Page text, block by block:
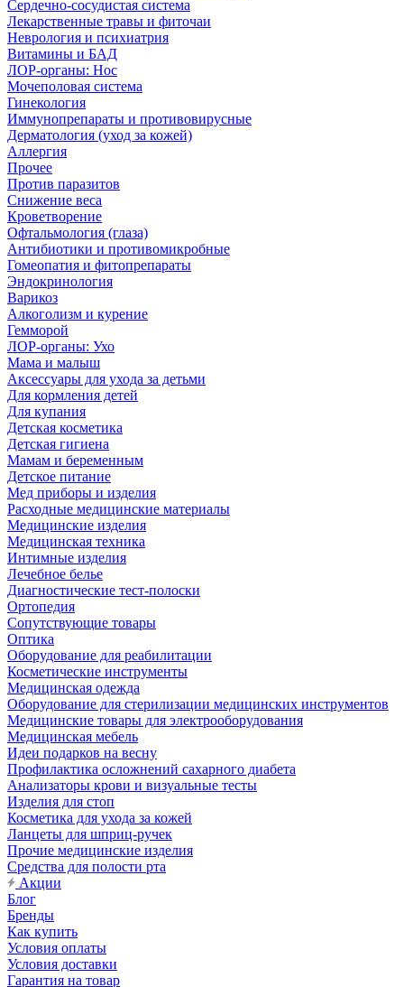
Сердечно-сосудистая система
Лекарственные травы и фиточаи
Неврология и психиатрия
Витамины и БАД
ЛОР-органы: Нос
Мочеполовая система
Гинекология
Иммунопрепараты и противовирусные
Дерматология (уход за кожей)
Аллергия
Прочее
Против паразитов
Снижение веса
Кроветворение
Офтальмология (глаза)
Антибиотики и противомикробные
Гомеопатия и фитопрепараты
Эндокринология
Варикоз
Алкоголизм и курение
Гемморой
ЛОР-органы: Ухо
Мама и малыш
Аксессуары для ухода за детьми
Для кормления детей
Для купания
Детская косметика
Детская гигиена
Мамам и беременным
Детское питание
Мед приборы и изделия
Расходные медицинские материалы
Медицинские изделия
Медицинская техника
Интимные изделия
Лечебное белье
Диагностические тест-полоски
Ортопедия
Сопутствующие товары
Оптика
Оборудование для реабилитации
Косметические инструменты
Медицинская одежда
Оборудование для стерилизации медицинских инструментов
Медицинские товары для электрооборудования
Медицинская мебель
Идеи подарков на весну
Профилактика осложнений сахарного диабета
Анализаторы крови и визуальные тесты
Изделия для стоп
Косметика для ухода за кожей
Ланцеты для шприц-ручек
Прочие медицинские изделия
Средства для полости рта
Акции
Блог
Бренды
Как купить
Условия оплаты
Условия доставки
Гарантия на товар